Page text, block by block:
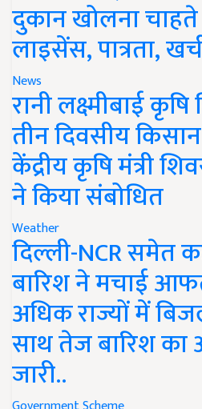
दुकान खोलना
लाइसेंस, पात्रता,
News
रानी लक्ष्मीबाई कृषि
तीन दिवसीय किसान
केंद्रीय कृषि मंत्री
ने किया संबोधित
Weather
दिल्ली-NCR समेत
बारिश ने मचाई
अधिक राज्यों में
साथ तेज बारिश का
जारी..